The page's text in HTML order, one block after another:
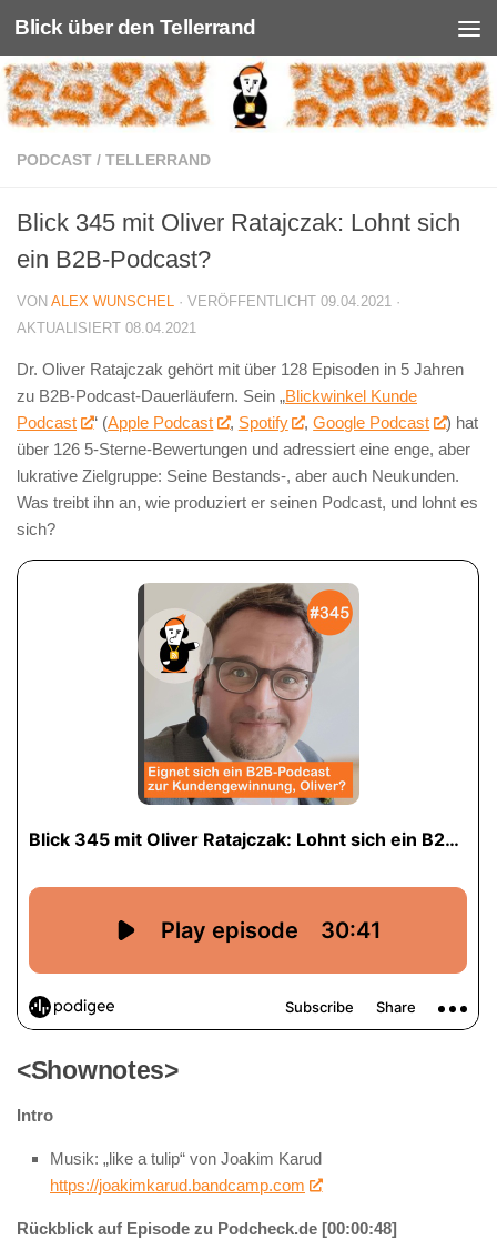
Unter dem Inhalt
Blick über den Tellerrand
PODCAST / TELLERRAND
Blick 345 mit Oliver Ratajczak: Lohnt sich
ein B2B-Podcast?
VON ALEX WUNSCHEL · VERÖFFENTLICHT 09.04.2021 ·
AKTUALISIERT 08.04.2021
Dr. Oliver Ratajczak gehört mit über 128 Episoden in 5 Jahren
zu B2B-Podcast-Dauerläufern. Sein „Blickwinkel Kunde
Podcast
“ (Apple Podcast , Spotify ,Google Podcast
) hat
über 126 5-Sterne-Bewertungen und adressiert eine enge, aber
lukrative Zielgruppe: Seine Bestands-, aber auch Neukunden.
Was treibt ihn an, wie produziert er seinen Podcast, und lohnt es
sich?
<Shownotes>
Intro
Musik: „like a tulip“ von Joakim Karud
https://joakimkarud.bandcamp.com
Rückblick auf Episode zu Podcheck.de [00:00:48]